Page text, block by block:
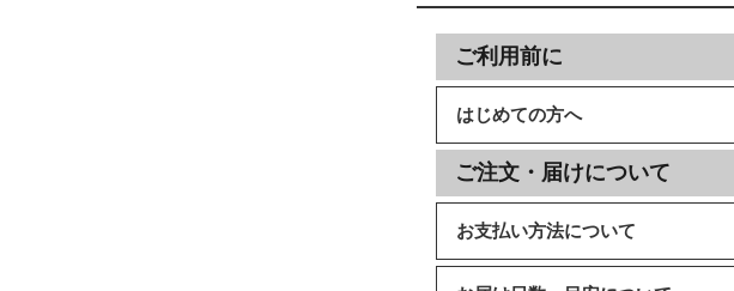
ご利用前に
はじめての方へ
ご注文・届けについて
お支払い方法について